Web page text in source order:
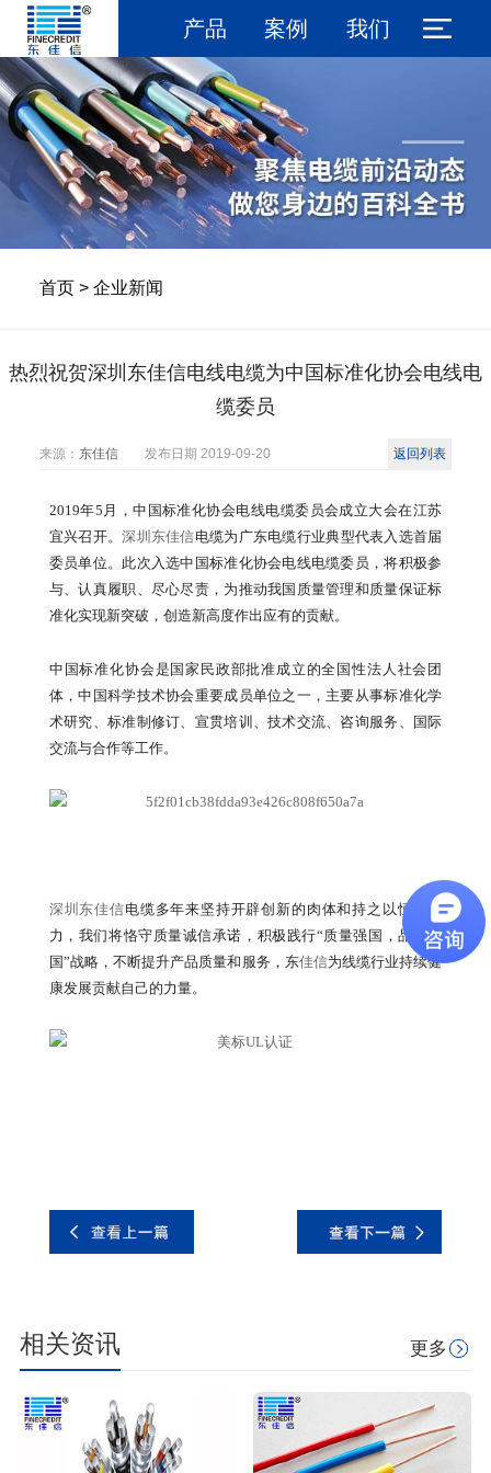
产品 案例 我们
首页 > 企业新闻
热烈祝贺深圳东佳信电线电缆为中国标准化协会电线电
缆委员
返回列表
来源： 东佳信发布日期 2019-09-20
2019年5月，中国标准化协会电线电缆委员会成立大会在江苏
宜兴召开。深圳东佳信电缆为广东电缆行业典型代表入选首届
委员单位。此次入选中国标准化协会电线电缆委员，将积极参
与、认真履职、尽心尽责，为推动我国质量管理和质量保证标
准化实现新突破，创造新高度作出应有的贡献。
中国标准化协会是国家民政部批准成立的全国性法人社会团
体，中国科学技术协会重要成员单位之一，主要从事标准化学
术研究、标准制修订、宣贯培训、技术交流、咨询服务、国际
交流与合作等工作。
深圳东佳信电缆多年来坚持开辟创新的肉体和持之以恒的努
力，我们将恪守质量诚信承诺，积极践行“质量强国，品牌兴
国”战略，不断提升产品质量和服务，东佳信为线缆行业持续健
康发展贡献自己的力量。
相关资讯 更多